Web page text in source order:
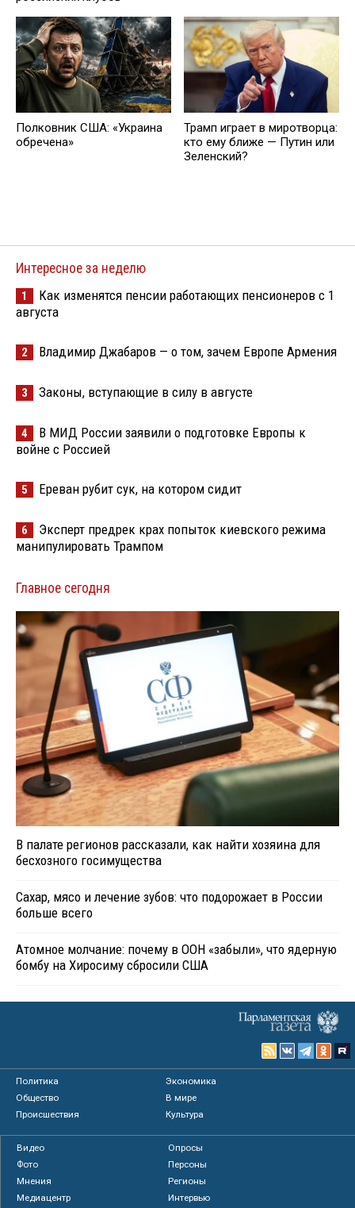
Полковник США: «Украина
обречена»
Трамп играет в миротворца:
кто ему ближе — Путин или
Зеленский?
Интересное за неделю
1
Как изменятся пенсии работающих пенсионеров с 1
августа
2 Владимир Джабаров — о том, зачем Европе Армения
3 Законы, вступающие в силу в августе
4
В МИД России заявили о подготовке Европы к
войне с Россией
5 Ереван рубит сук, на котором сидит
6
Эксперт предрек крах попыток киевского режима
манипулировать Трампом
Главное сегодня
В палате регионов рассказали, как найти хозяина для
бесхозного госимущества
Сахар, мясо и лечение зубов: что подорожает в России
больше всего
Атомное молчание: почему в ООН «забыли», что ядерную
бомбу на Хиросиму сбросили США
Политика
Экономика
Общество
В мире
Происшествия
Культура
Видео
Опросы
Фото
Персоны
Мнения
Регионы
Медиацентр
Интервью